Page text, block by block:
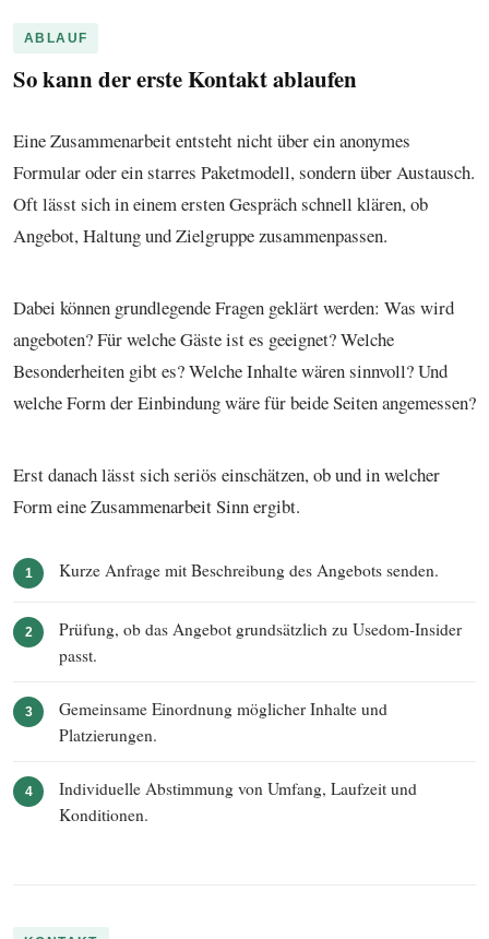
ABLAUF
So kann der erste Kontakt ablaufen
Eine Zusammenarbeit entsteht nicht über ein anonymes
Formular oder ein starres Paketmodell, sondern über Austausch.
Oft lässt sich in einem ersten Gespräch schnell klären, ob
Angebot, Haltung und Zielgruppe zusammenpassen.
Dabei können grundlegende Fragen geklärt werden: Was wird
angeboten? Für welche Gäste ist es geeignet? Welche
Besonderheiten gibt es? Welche Inhalte wären sinnvoll? Und
welche Form der Einbindung wäre für beide Seiten angemessen?
Erst danach lässt sich seriös einschätzen, ob und in welcher
Form eine Zusammenarbeit Sinn ergibt.
1 Kurze Anfrage mit Beschreibung des Angebots senden.
2
Prüfung, ob das Angebot grundsätzlich zu Usedom-Insider
passt.
3
Gemeinsame Einordnung möglicher Inhalte und
Platzierungen.
4
Individuelle Abstimmung von Umfang, Laufzeit und
Konditionen.